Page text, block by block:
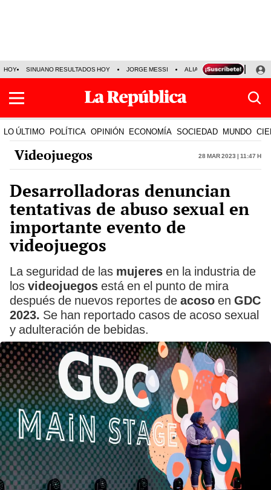
HOY SINUANO RESULTADOS HOY JORGE MESSI ALIANZA LIMA VS SPORT
LO ÚLTIMO POLÍTICA OPINIÓN ECONOMÍA SOCIEDAD MUNDO
Videojuegos 28 Mar 2023 | 11:47 h
Desarrolladoras denuncian
tentativas de abuso sexual en
importante evento de
videojuegos
La seguridad de las mujeres en la industria de
los videojuegos está en el punto de mira
después de nuevos reportes de acoso en GDC
2023. Se han reportado casos de acoso sexual
y adulteración de bebidas.